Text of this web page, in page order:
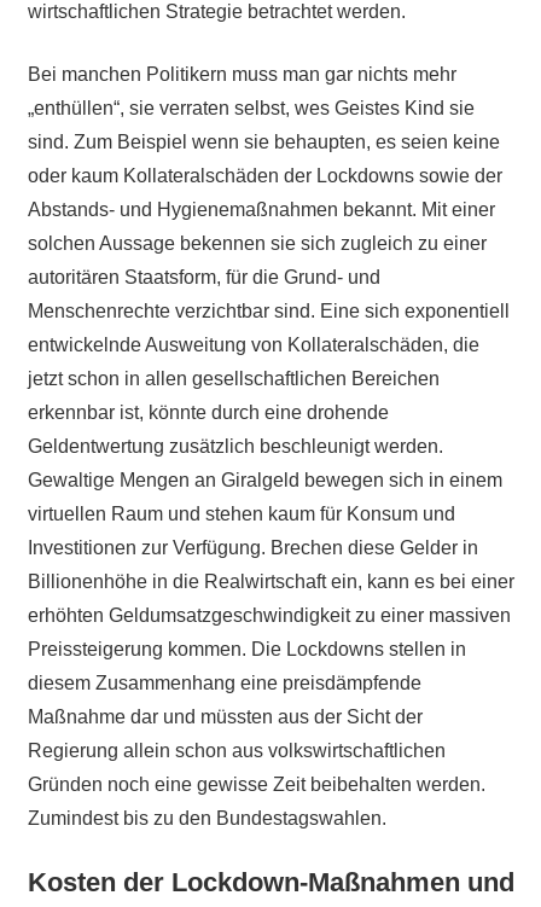
wirtschaftlichen Strategie betrachtet werden.
Bei manchen Politikern muss man gar nichts mehr
„enthüllen“, sie verraten selbst, wes Geistes Kind sie
sind. Zum Beispiel wenn sie behaupten, es seien keine
oder kaum Kollateralschäden der Lockdowns sowie der
Abstands- und Hygienemaßnahmen bekannt. Mit einer
solchen Aussage bekennen sie sich zugleich zu einer
autoritären Staatsform, für die Grund- und
Menschenrechte verzichtbar sind. Eine sich exponentiell
entwickelnde Ausweitung von Kollateralschäden, die
jetzt schon in allen gesellschaftlichen Bereichen
erkennbar ist, könnte durch eine drohende
Geldentwertung zusätzlich beschleunigt werden.
Gewaltige Mengen an Giralgeld bewegen sich in einem
virtuellen Raum und stehen kaum für Konsum und
Investitionen zur Verfügung. Brechen diese Gelder in
Billionenhöhe in die Realwirtschaft ein, kann es bei einer
erhöhten Geldumsatzgeschwindigkeit zu einer massiven
Preissteigerung kommen. Die Lockdowns stellen in
diesem Zusammenhang eine preisdämpfende
Maßnahme dar und müssten aus der Sicht der
Regierung allein schon aus volkswirtschaftlichen
Gründen noch eine gewisse Zeit beibehalten werden.
Zumindest bis zu den Bundestagswahlen.
Kosten der Lockdown-Maßnahmen und